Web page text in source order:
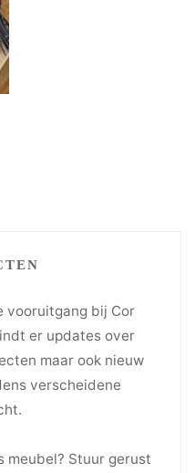
vooruitgang bij Cor
er updates over
maar ook nieuw
verscheidene
meubel? Stuur gerust